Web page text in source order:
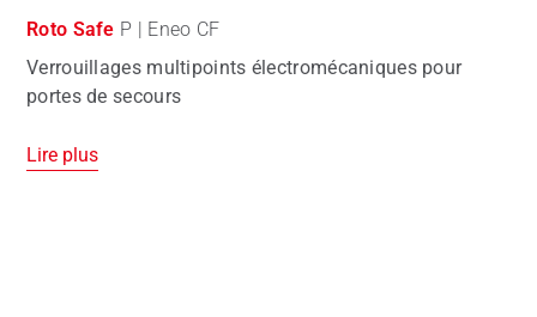
Roto Safe P | Eneo CF
Verrouillages multipoints électromécaniques pour
portes de secours
Lire plus